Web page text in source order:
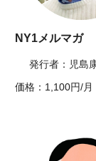
NY1メルマガ
発行者：児島
価格：1,100円/月